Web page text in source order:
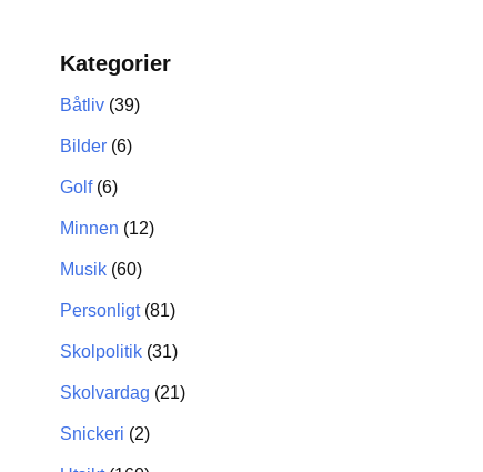
Kategorier
Båtliv(39)
Bilder(6)
Golf(6)
Minnen (12)
Musik(60)
Personligt(81)
Skolpolitik(31)
Skolvardag (21)
Snickeri (2)